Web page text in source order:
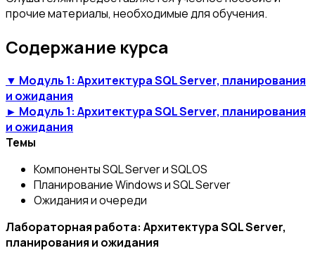
прочие материалы, необходимые для обучения.
Содержание курса
▼ Модуль 1: Архитектура SQL Server, планирования
и ожидания
► Модуль 1: Архитектура SQL Server, планирования
и ожидания
Темы
Компоненты SQL Server и SQLOS
Планирование Windows и SQL Server
Ожидания и очереди
Лабораторная работа: Архитектура SQL Server,
планирования и ожидания